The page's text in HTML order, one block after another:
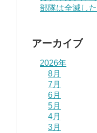
部隊は全滅し
アーカイブ
2026年
8月
7月
6月
5月
4月
3月